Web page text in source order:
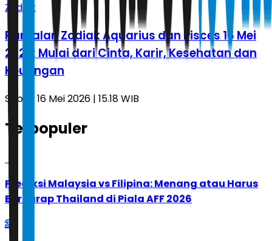
Zodiak
Ramalan Zodiak Aquarius dan Pisces 16 Mei
2026: Mulai dari Cinta, Karir, Kesehatan dan
Keuangan
Sabtu, 16 Mei 2026 | 15.18 WIB
Terpopuler
Prediksi Malaysia vs Filipina: Menang atau Harus
Berharap Thailand di Piala AFF 2026
2